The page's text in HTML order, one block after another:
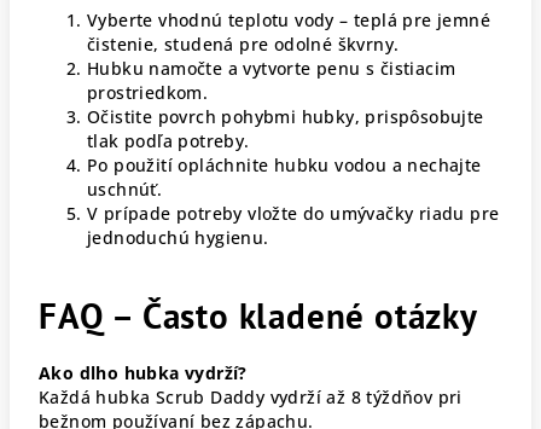
Vyberte vhodnú teplotu vody – teplá pre jemné
čistenie, studená pre odolné škvrny.
Hubku namočte a vytvorte penu s čistiacim
prostriedkom.
Očistite povrch pohybmi hubky, prispôsobujte
tlak podľa potreby.
Po použití opláchnite hubku vodou a nechajte
uschnúť.
V prípade potreby vložte do umývačky riadu pre
jednoduchú hygienu.
FAQ – Často kladené otázky
Ako dlho hubka vydrží?
Každá hubka Scrub Daddy vydrží až 8 týždňov pri
bežnom používaní bez zápachu.